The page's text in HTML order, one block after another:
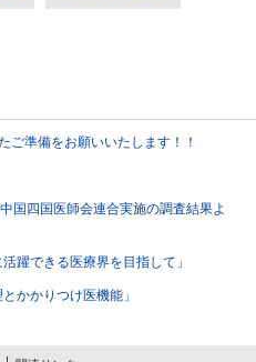
ご準備をお願いいたします！！
国四国医師会連合実施の調査結果よ
躍できる医療界を目指して」
かかりつけ医機能」